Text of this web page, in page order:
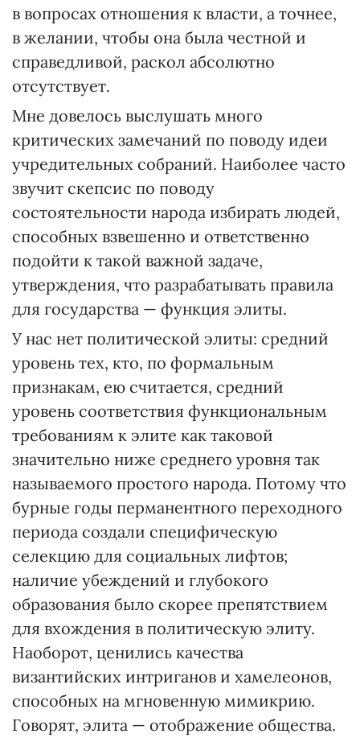
в вопросах отношения к власти, а точнее,
в желании, чтобы она была честной и
справедливой, раскол абсолютно
отсутствует.
Мне довелось выслушать много
критических замечаний по поводу идеи
учредительных собраний. Наиболее часто
звучит скепсис по поводу
состоятельности народа избирать людей,
способных взвешенно и ответственно
подойти к такой важной задаче,
утверждения, что разрабатывать правила
для государства — функция элиты.
У нас нет политической элиты: средний
уровень тех, кто, по формальным
признакам, ею считается, средний
уровень соответствия функциональным
требованиям к элите как таковой
значительно ниже среднего уровня так
называемого простого народа. Потому что
бурные годы перманентного переходного
периода создали специфическую
селекцию для социальных лифтов;
наличие убеждений и глубокого
образования было скорее препятствием
для вхождения в политическую элиту.
Наоборот, ценились качества
византийских интриганов и хамелеонов,
способных на мгновенную мимикрию.
Говорят, элита — отображение общества.